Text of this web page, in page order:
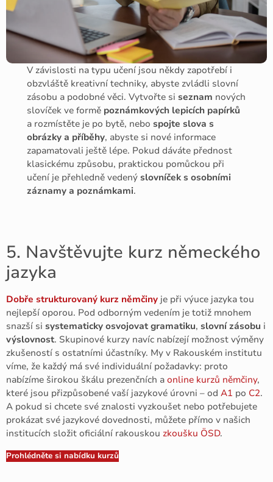
V závislosti na typu učení jsou někdy zapotřebí i
obzvláště kreativní techniky, abyste zvládli slovní
zásobu a podobné věci. Vytvořte si seznam nových
slovíček ve formě poznámkových lepicích papírků
a rozmístěte je po bytě, nebo spojte slova s
obrázky a příběhy, abyste si nové informace
zapamatovali ještě lépe. Pokud dáváte přednost
klasickému způsobu, praktickou pomůckou při
učení je přehledně vedený slovníček s osobními
záznamy a poznámkami.
5. Navštěvujte kurz německého
jazyka
Dobře strukturovaný kurz němčiny je při výuce jazyka tou
nejlepší oporou. Pod odborným vedením je totiž mnohem
snazší si systematicky osvojovat gramatiku, slovní zásobu i
výslovnost. Skupinové kurzy navíc nabízejí možnost výměny
zkušeností s ostatními účastníky. My v Rakouském institutu
víme, že každý má své individuální požadavky: proto
nabízíme širokou škálu prezenčních a online kurzů němčiny,
které jsou přizpůsobené vaší jazykové úrovni – od A1 po C2.
A pokud si chcete své znalosti vyzkoušet nebo potřebujete
prokázat své jazykové dovednosti, můžete přímo v našich
institucích složit oficiální rakouskou zkoušku ÖSD.
Prohlédněte si nabídku kurzů